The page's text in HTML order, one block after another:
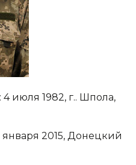
июля 1982, г.. Шпола,
2015, Донецкий